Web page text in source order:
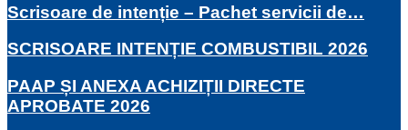
Scrisoare de intenție – Pachet servicii de…
SCRISOARE INTENȚIE COMBUSTIBIL 2026
PAAP ȘI ANEXA ACHIZIȚII DIRECTE
APROBATE 2026